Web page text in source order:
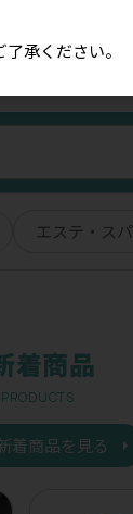
エステ・スパ
着商品
着商品を見る
承ください。